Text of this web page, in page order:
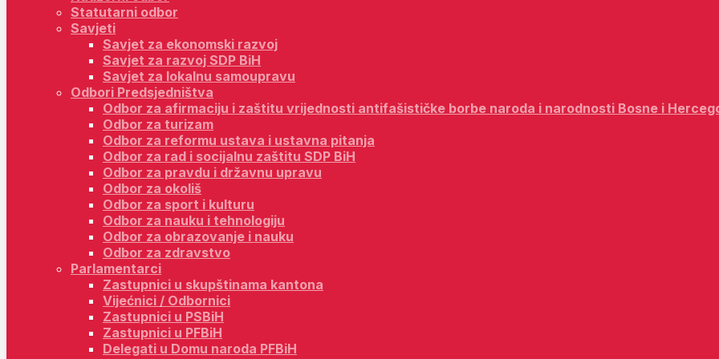
Statutarni odbor
Savjeti
Savjet za ekonomski razvoj
Savjet za razvoj SDP BiH
Savjet za lokalnu samoupravu
Odbori Predsjedništva
Odbor za afirmaciju i zaštitu vrijednosti antifašističke borbe naroda i narodnosti Bosne i
Odbor za turizam
Odbor za reformu ustava i ustavna pitanja
Odbor za rad i socijalnu zaštitu SDP BiH
Odbor za pravdu i državnu upravu
Odbor za okoliš
Odbor za sport i kulturu
Odbor za nauku i tehnologiju
Odbor za obrazovanje i nauku
Odbor za zdravstvo
Parlamentarci
Zastupnici u skupštinama kantona
Vijećnici / Odbornici
Zastupnici u PSBiH
Zastupnici u PFBiH
Delegati u Domu naroda PFBiH